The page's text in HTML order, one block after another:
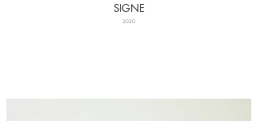
SIGNE
2020